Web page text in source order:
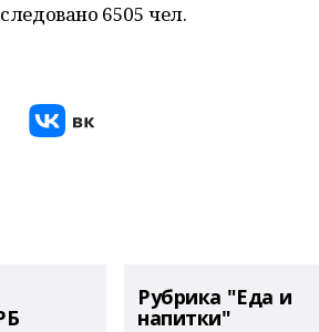
6505 чел.
Рубрика "Еда и
напитки"